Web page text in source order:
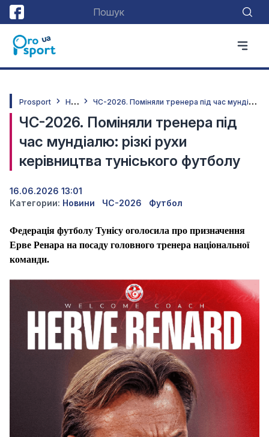
Prosport Н
овини Ч
С-2026. Поміняли тренера під час мундіалю: різкі рухи керівництва туніського футболу
ЧС-2026. Поміняли тренера під
час мундіалю: різкі рухи
керівництва туніського футболу
16.06.2026 13:01
Категории: Новини ЧС-2026 Футбол
Федерація футболу Тунісу оголосила про призначення
Ерве Ренара на посаду головного тренера національної
команди.